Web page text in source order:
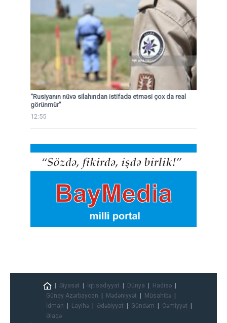
“Rusiyanın nüvə silahından istifadə etməsi çox da real
görünmür”
12:55
Siyasət İqtisadiyyat Dünya
Hadisə
Güney Azərbaycan
Mədəniyyət
Müsahibə
İdman
Layihə Ədəbiyyat Gündəm
Cəmiyyət
Əlaqə